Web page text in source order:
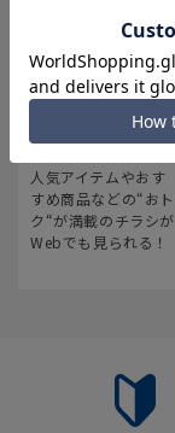
最新のお買い得情報
人気アイテムやおす
すめ商品などの“おト
ク“が満載のチラシが
Webでも見られる！